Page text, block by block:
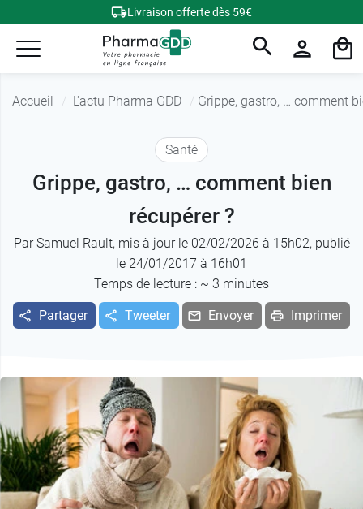
Livraison offerte dès 59€
Accueil L'actu Pharma GDD Grippe, gastro, … comment
Santé
Grippe, gastro, … comment bien
récupérer ?
ParSamuel Rault, mis à jour le 02/02/2026 à 15h02, publié
le 24/01/2017 à 16h01
Temps de lecture : ~ 3 minutes
Partager Tweeter Envoyer Imprimer